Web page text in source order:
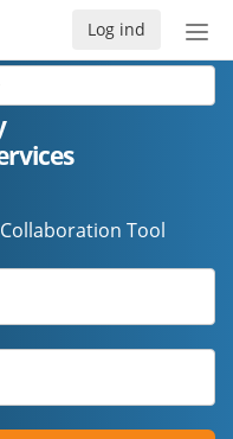
Slå
Log ind
Tool